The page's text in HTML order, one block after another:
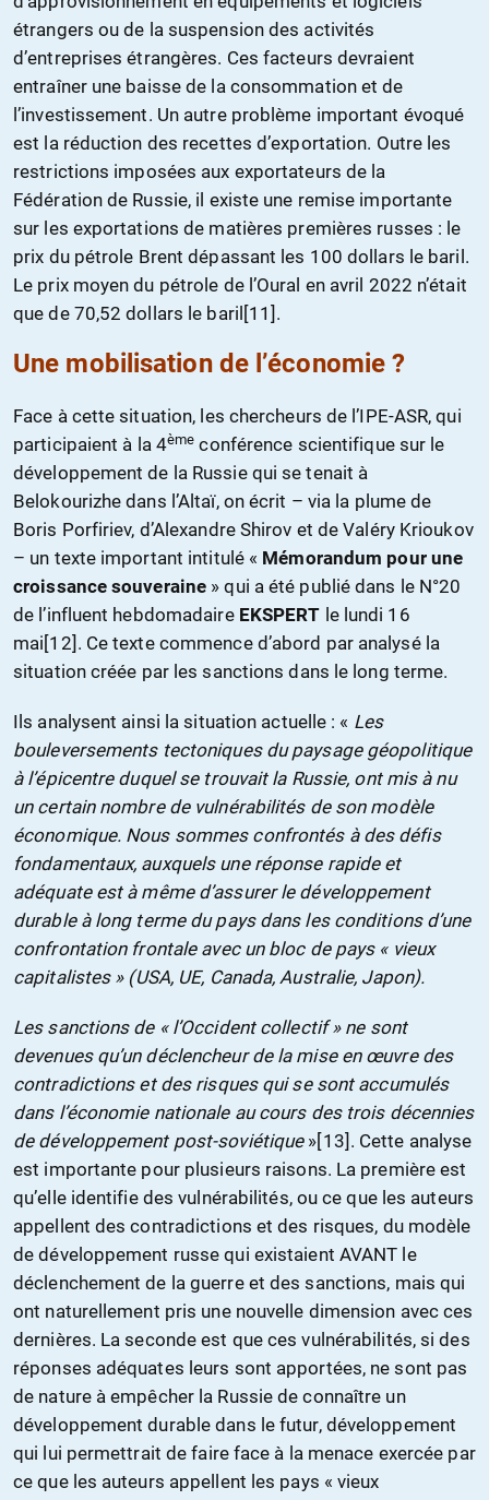
étrangers ou de la suspension des activités
d’entreprises étrangères. Ces facteurs devraient
entraîner une baisse de la consommation et de
l’investissement. Un autre problème important évoqué
est la réduction des recettes d’exportation. Outre les
restrictions imposées aux exportateurs de la
Fédération de Russie, il existe une remise importante
sur les exportations de matières premières russes : le
prix du pétrole Brent dépassant les 100 dollars le baril.
Le prix moyen du pétrole de l’Oural en avril 2022 n’était
que de 70,52 dollars le baril[11].
Une mobilisation de l’économie ?
Face à cette situation, les chercheurs de l’IPE-ASR, qui
participaient à la 4ème conférence scientifique sur le
développement de la Russie qui se tenait à
Belokourizhe dans l’Altaï, on écrit – via la plume de
Boris Porfiriev, d’Alexandre Shirov et de Valéry Krioukov
– un texte important intitulé « Mémorandum pour une
croissance souveraine » qui a été publié dans le N°20
de l’influent hebdomadaire EKSPERT le lundi 16
mai[12]. Ce texte commence d’abord par analysé la
situation créée par les sanctions dans le long terme.
Ils analysent ainsi la situation actuelle : « Les
bouleversements tectoniques du paysage géopolitique
à l’épicentre duquel se trouvait la Russie, ont mis à nu
un certain nombre de vulnérabilités de son modèle
économique. Nous sommes confrontés à des défis
fondamentaux, auxquels une réponse rapide et
adéquate est à même d’assurer le développement
durable à long terme du pays dans les conditions d’une
confrontation frontale avec un bloc de pays « vieux
capitalistes » (USA, UE, Canada, Australie, Japon).
Les sanctions de « l’Occident collectif » ne sont
devenues qu’un déclencheur de la mise en œuvre des
contradictions et des risques qui se sont accumulés
dans l’économie nationale au cours des trois décennies
de développement post-soviétique»[13]. Cette analyse
est importante pour plusieurs raisons. La première est
qu’elle identifie des vulnérabilités, ou ce que les auteurs
appellent des contradictions et des risques, du modèle
de développement russe qui existaient AVANT le
déclenchement de la guerre et des sanctions, mais qui
ont naturellement pris une nouvelle dimension avec ces
dernières. La seconde est que ces vulnérabilités, si des
réponses adéquates leurs sont apportées, ne sont pas
de nature à empêcher la Russie de connaître un
développement durable dans le futur, développement
qui lui permettrait de faire face à la menace exercée par
ce que les auteurs appellent les pays « vieux